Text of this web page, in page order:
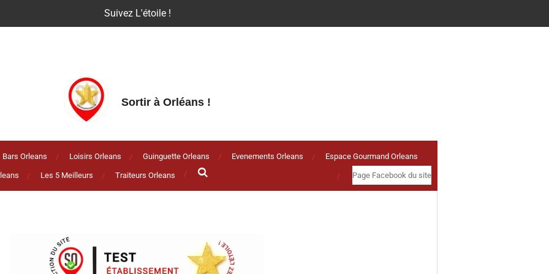
Suivez L'étoile !
Sortir à Orléans !
Bars Orleans Loisirs Orleans Guinguette Orleans Evenements Orleans Espace Gourmand Orleans
Les 5 Meilleurs Traiteurs Orleans Page Facebook du site